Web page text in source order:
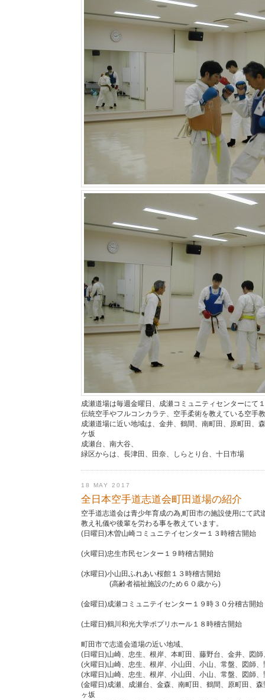
成瀬道場は毎週金曜日、成瀬コミュニティセンターにて
伝統空手やフルコンカラテ、空手柔術を教えている空手
成瀬道場に近い地域は、金井、鶴間、南町田、原町田、
ケ坂
成瀬台、南大谷、
緑区からは、長津田、田奈、しらとり台、十日市場
18 MAY 2017
全日本空手道志道会町田道場の紹介
空手道志道会は青少年育成の為,町田市の施設使用にて武
教え礼儀や後輩を労わる事を教えています。
(日曜日)木曽山崎コミュニテイセンター１３時稽古開始
(火曜日)忠生市民センター１９時稽古開始
(水曜日)小山田ふれあい桜館１３時稽古開始
(高齢者福祉施設のため６０歳から)
(金曜日)成瀬コミュニテイセンター１９時３０分稽古開始
(土曜日)鶴川和光大学ポプリホール１８時稽古開始
町田市で志道会道場の近い地域、
(日曜日)山崎、忠生、根岸、本町田、藤野台、金井、図
(火曜日)山崎、忠生、根岸、小山田、小山、常盤、図師、
(水曜日)山崎、忠生、根岸、小山田、小山、常盤、図師、
(金曜日)成瀬、成瀬台、金森、南町田、鶴間、原町田、
ヶ坂